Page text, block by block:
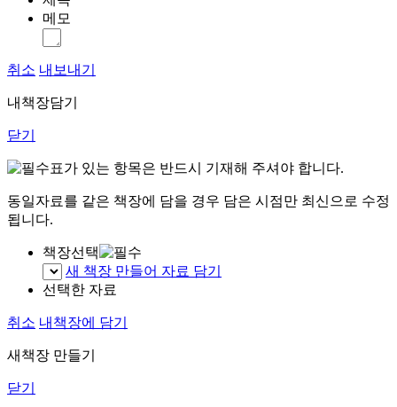
메모
취소 내보내기
내책장담기
닫기
표가 있는 항목은 반드시 기재해 주셔야 합니다.
동일자료를 같은 책장에 담을 경우 담은 시점만 최신으로 수정
됩니다.
책장선택
새 책장 만들어 자료 담기
선택한 자료
취소 내책장에 담기
새책장 만들기
닫기